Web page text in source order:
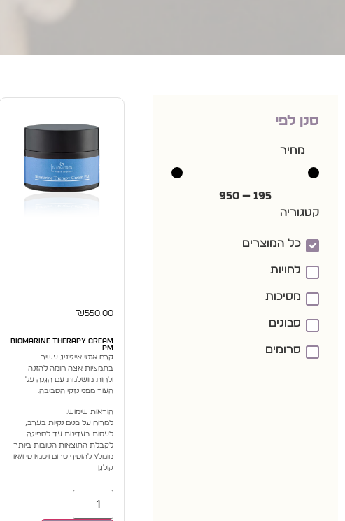
סנן לפי
מחיר
195
—
950
קטגוריה
כל המוצרים
לחויות
מסיכות
סבונים
סרומים
₪550.00
Biomarine Therapy Cream
PM
קרם אנטי אייגי'ניג עשיר
בתמציות אצה חומה להזנה
ולחות מושלמת עם הגנה על
העור מפני נזקי הסביבה.
הוראות שימוש:
למרוח על פנים נקיות בערב,
לעסות בעדינות עד לספיגה.
לקבלת התוצאות הטובות ביותר
מומלץ להוסיף סרום ויטמין סי ו/או
קולגן